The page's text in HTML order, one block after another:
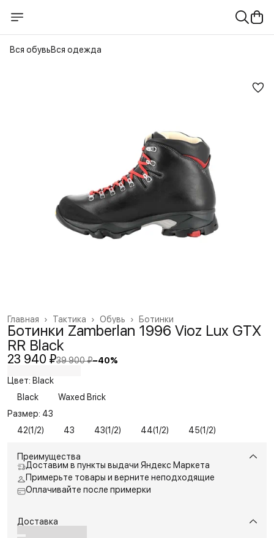
Вся обувьВся одежда
Ботинки
Обувь ›
Тактика ›
Главная ›
Ботинки Zamberlan 1996 Vioz Lux GTX
RR Black
23 940 ₽39 900 ₽−40%
Цвет: Black
Black
Waxed Brick
Размер: 43
42(1/2)
43 43(1/2) 44(1/2) 45(1/2)
Преимущества
Доставим в пункты выдачи Яндекс Маркета
Примерьте товары и верните неподходящие
Оплачивайте после примерки
Доставка